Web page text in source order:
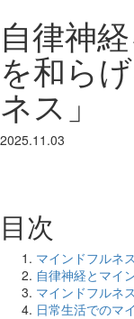
自律神
を和ら
ネス」
2025.11.03
目次
マインドフルネ
自律神経とマイ
マインドフルネ
日常生活でのマ